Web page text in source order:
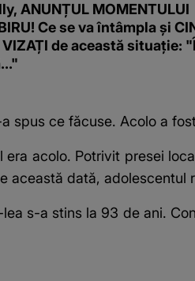
ANUNȚUL MOMENTULUI
Ce se va întâmpla și
VIZAȚI de această situație:
spus ce făcuse. Acolo a
acolo. Potrivit presei
această dată,
lea s-a stins la 93 de ani.